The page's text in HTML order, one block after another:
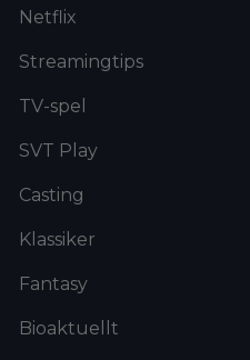
Netflix
Streamingtips
TV-spel
SVT Play
Casting
Klassiker
Fantasy
Bioaktuellt